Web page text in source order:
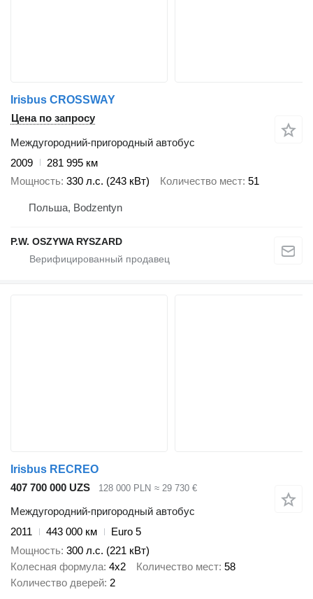
Irisbus CROSSWAY
Цена по запросу
Междугородний-пригородный автобус
2009
281 995 км
Мощность 330 л.с. (243 кВт) Количество мест 51
Польша, Bodzentyn
P.W. OSZYWA RYSZARD
Irisbus RECREO
407 700 000 UZS
128 000 PLN ≈ 29 730 €
Междугородний-пригородный автобус
2011
443 000 км
Euro 5
Мощность 300 л.с. (221 кВт)
Колесная формула 4x2 Количество мест 58
Количество дверей 2